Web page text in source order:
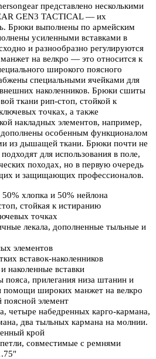
представлено несколькими
GEN3 TACTICAL — их
Брюки выполнены по армейским
усиленными вставками в
и разнообразно регулируются
на велкро — это относится к
широкого поясного
специальными ячейками для
наколенников. Брюки сшиты
ткани рип-стоп, стойкой к
точках, а также
накладных элементов, например,
дополнены особенным функционалом
из дышащей ткани. Брюки почти не
для использования в поле,
походах, но в первую очередь
и защищающих профессионалов.
хлопка и 50% нейлона
стойкая к истиранию
точках
лекала, дополненные тыльные и
элементов
вставок-наколенников
наколенные вставки
пояса, прилегания низа штанин и
помощи широких манжет на велкро
элемент
четыре набедренных карго-кармана,
два тыльных кармана на молнии.
крой
совместимые с ремнями